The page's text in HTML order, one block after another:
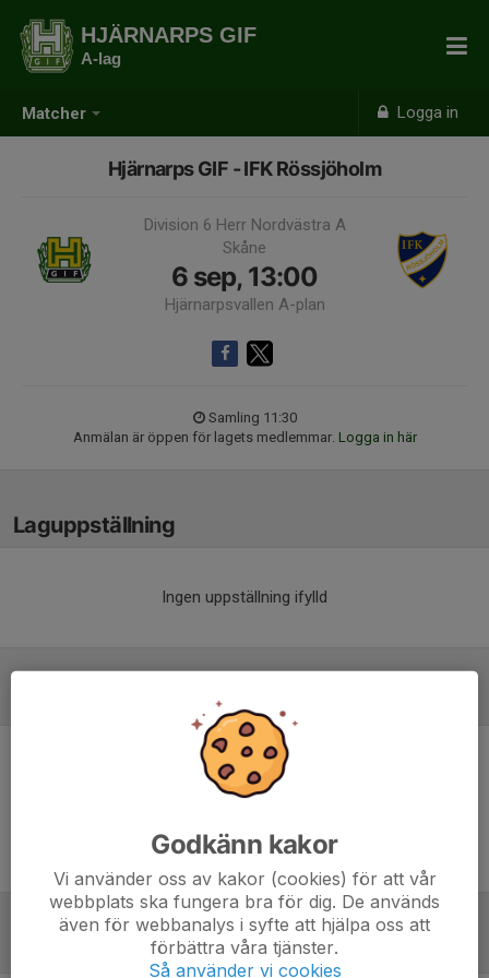
Matcher Logga in
HJÄRNARPS GIF
A-lag
Hjärnarps GIF - IFK Rössjöholm
Division 6 Herr Nordvästra A
Skåne
6 sep, 13:00
Hjärnarpsvallen A-plan
Samling 11:30
Anmälan är öppen för lagets medlemmar. Logga in här
Laguppställning
Ingen uppställning ifylld
Inget skrivet
Godkänn kakor
Vi använder oss av kakor (cookies) för att vår
webbplats ska fungera bra för dig. De används
även för webbanalys i syfte att hjälpa oss att
förbättra våra tjänster.
Så använder vi cookies